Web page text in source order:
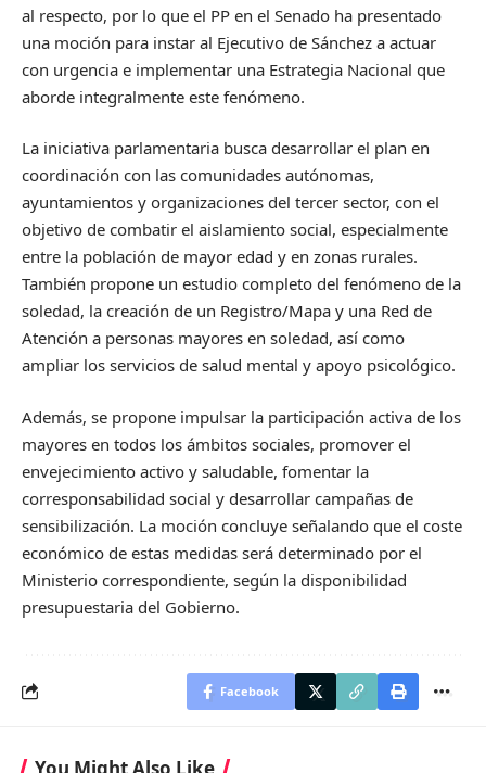
al respecto, por lo que el PP en el Senado ha presentado
una moción para instar al Ejecutivo de Sánchez a actuar
con urgencia e implementar una Estrategia Nacional que
aborde integralmente este fenómeno.
La iniciativa parlamentaria busca desarrollar el plan en
coordinación con las comunidades autónomas,
ayuntamientos y organizaciones del tercer sector, con el
objetivo de combatir el aislamiento social, especialmente
entre la población de mayor edad y en zonas rurales.
También propone un estudio completo del fenómeno de la
soledad, la creación de un Registro/Mapa y una Red de
Atención a personas mayores en soledad, así como
ampliar los servicios de salud mental y apoyo psicológico.
Además, se propone impulsar la participación activa de los
mayores en todos los ámbitos sociales, promover el
envejecimiento activo y saludable, fomentar la
corresponsabilidad social y desarrollar campañas de
sensibilización. La moción concluye señalando que el coste
económico de estas medidas será determinado por el
Ministerio correspondiente, según la disponibilidad
presupuestaria del Gobierno.
Facebook
You Might Also Like